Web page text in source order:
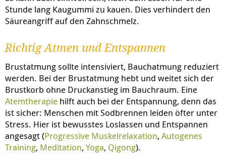
Stunde lang Kaugummi zu kauen. Dies verhindert den
Säureangriff auf den Zahnschmelz.
Richtig Atmen und Entspannen
Brustatmung sollte intensiviert, Bauchatmung reduziert
werden. Bei der Brustatmung hebt und weitet sich der
Brustkorb ohne Druckanstieg im Bauchraum. Eine
Atemtherapie hilft auch bei der Entspannung, denn das
ist sicher: Menschen mit Sodbrennen leiden öfter unter
Stress. Hier ist bewusstes Loslassen und Entspannen
angesagt (Progressive Muskelrelaxation, Autogenes
Training, Meditation, Yoga, Qigong).